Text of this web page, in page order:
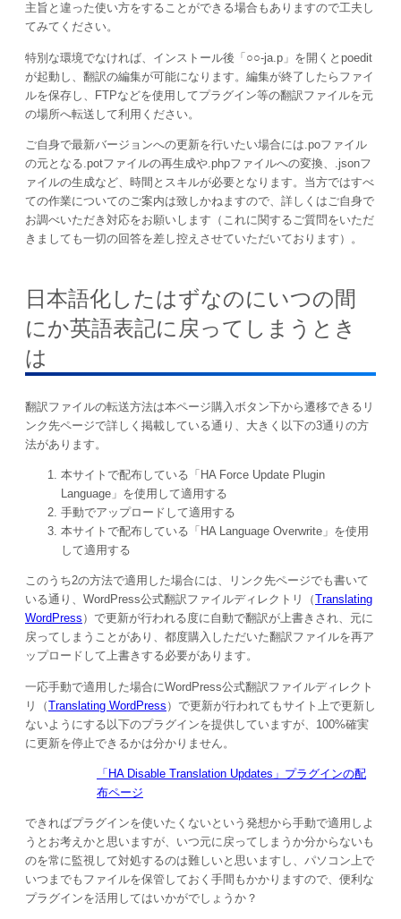
主旨と違った使い方をすることができる場合もありますので工夫し
てみてください。
特別な環境でなければ、インストール後「○○-ja.p」を開くとpoedit
が起動し、翻訳の編集が可能になります。編集が終了したらファイ
ルを保存し、FTPなどを使用してプラグイン等の翻訳ファイルを元
の場所へ転送して利用ください。
ご自身で最新バージョンへの更新を行いたい場合には.poファイル
の元となる.potファイルの再生成や.phpファイルへの変換、.jsonフ
ァイルの生成など、時間とスキルが必要となります。当方ではすべ
ての作業についてのご案内は致しかねますので、詳しくはご自身で
お調べいただき対応をお願いします（これに関するご質問をいただ
きましても一切の回答を差し控えさせていただいております）。
日本語化したはずなのにいつの間
にか英語表記に戻ってしまうとき
は
翻訳ファイルの転送方法は本ページ購入ボタン下から遷移できるリ
ンク先ページで詳しく掲載している通り、大きく以下の3通りの方
法があります。
本サイトで配布している「HA Force Update Plugin
Language」を使用して適用する
手動でアップロードして適用する
本サイトで配布している「HA Language Overwrite」を使用
して適用する
このうち2の方法で適用した場合には、リンク先ページでも書いて
いる通り、WordPress公式翻訳ファイルディレクトリ（Translating
WordPress ）で更新が行われる度に自動で翻訳が上書きされ、元に
戻ってしまうことがあり、都度購入しただいた翻訳ファイルを再ア
ップロードして上書きする必要があります。
一応手動で適用した場合にWordPress公式翻訳ファイルディレクト
リ（Translating WordPress ）で更新が行われてもサイト上で更新し
ないようにする以下のプラグインを提供していますが、100%確実
に更新を停止できるかは分かりません。
「HA Disable Translation Updates」プラグインの配
布ページ
できればプラグインを使いたくないという発想から手動で適用しよ
うとお考えかと思いますが、いつ元に戻ってしまうか分からないも
のを常に監視して対処するのは難しいと思いますし、パソコン上で
いつまでもファイルを保管しておく手間もかかりますので、便利な
プラグインを活用してはいかがでしょうか？